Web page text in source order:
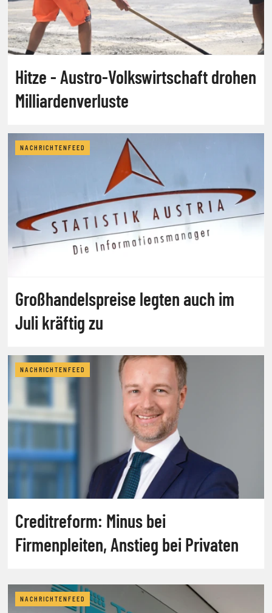
Hitze - Austro-Volkswirtschaft drohen
Milliardenverluste
NACHRICHTENFEED
Großhandelspreise legten auch im
Juli kräftig zu
NACHRICHTENFEED
Creditreform: Minus bei
Firmenpleiten, Anstieg bei Privaten
NACHRICHTENFEED